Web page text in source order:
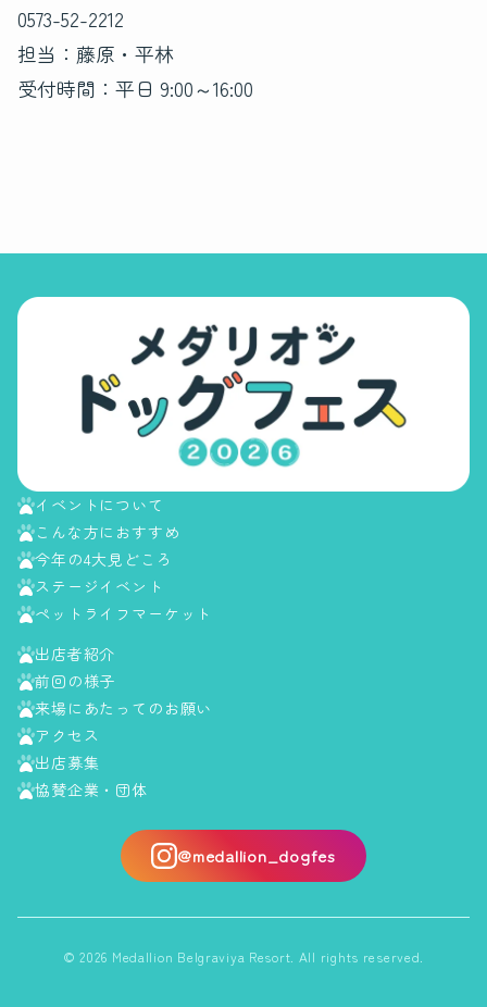
0573-52-2212
担当：藤原・平林
受付時間：平日 9:00～16:00
イベントについて
こんな方におすすめ
今年の4大見どころ
ステージイベント
ペットライフマーケット
出店者紹介
前回の様子
来場にあたってのお願い
アクセス
出店募集
協賛企業・団体
@medallion_dogfes
© 2026 Medallion Belgraviya Resort. All rights reserved.